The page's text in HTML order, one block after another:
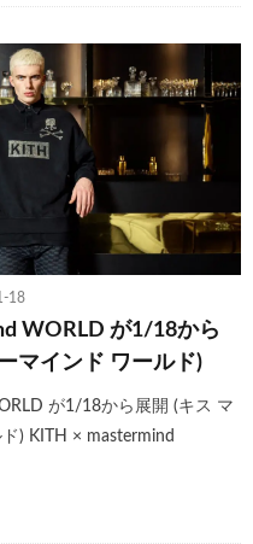
18
WORLD が1/18から
マインド ワールド)
が1/18から展開 (キス マ
) KITH × mastermind